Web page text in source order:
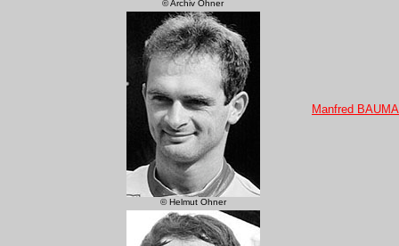
© Archiv Ohner
© Helmut Ohner
Manfred